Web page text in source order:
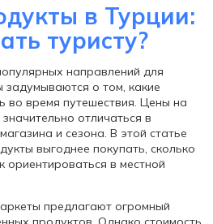
в Турции:
туристу?
направлений для
задумываются о том, какие
во время путешествия. Цены на
значительно отличаться в
и сезона. В этой статье
выгоднее покупать, сколько
ориентироваться в местной
предлагают огромный